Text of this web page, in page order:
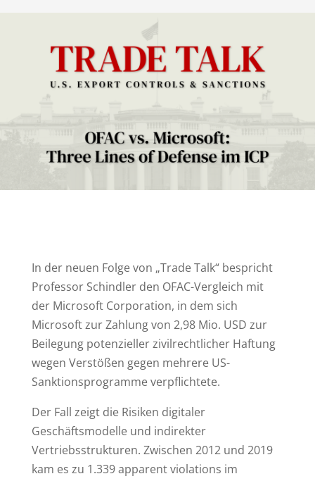
In der neuen Folge von „Trade Talk“ bespricht
Professor Schindler den OFAC-Vergleich mit
der Microsoft Corporation, in dem sich
Microsoft zur Zahlung von 2,98 Mio. USD zur
Beilegung potenzieller zivilrechtlicher Haftung
wegen Verstößen gegen mehrere US-
Sanktionsprogramme verpflichtete.
Der Fall zeigt die Risiken digitaler
Geschäftsmodelle und indirekter
Vertriebsstrukturen. Zwischen 2012 und 2019
kam es zu 1.339 apparent violations im